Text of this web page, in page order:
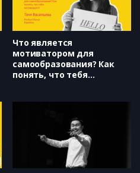
Сильные сотрудники — радость
или боль для руководителя?
(Ксения Панкратова)
Что является
мотиватором для
самообразования? Как
понять, что тебя